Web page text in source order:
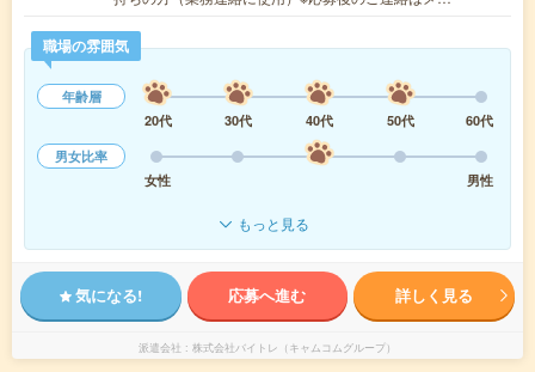
職場の雰囲気
年齢層
20代
30代 40代 50代
60代
男女比率
女性
男性
もっと見る
気になる! 応募へ進む 詳しく見る
派遣会社 株式会社バイトレ（キャムコムグループ）